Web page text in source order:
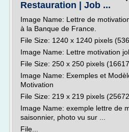
Restauration | Job ...
Image Name: Lettre de
à la Banque de France.
File Size: 1240 x 1240 pixels
Image Name: Lettre motivation
File Size: 250 x 250 pixels
Image Name: Exemples et
Motivation
File Size: 219 x 219 pixels
Image Name: exemple lettre de
saisonnier, photo vu sur ...
File...